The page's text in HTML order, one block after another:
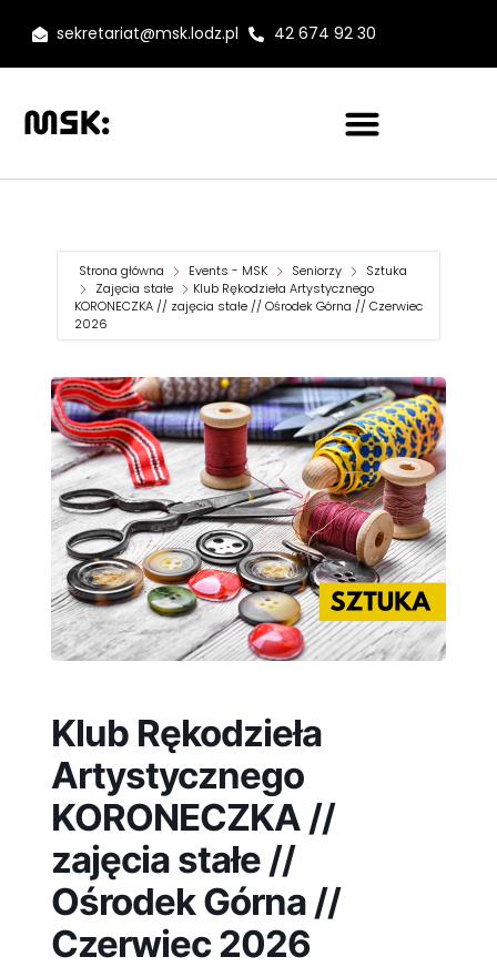
sekretariat@msk.lodz.pl 42 674 92 30
Strona główna Events - MSK Seniorzy
Sztuka
Zajęcia stałe
Klub Rękodzieła Artystycznego
KORONECZKA // zajęcia stałe // Ośrodek Górna // Czerwiec
2026
Klub Rękodzieła
Artystycznego
KORONECZKA //
zajęcia stałe //
Ośrodek Górna //
Czerwiec 2026